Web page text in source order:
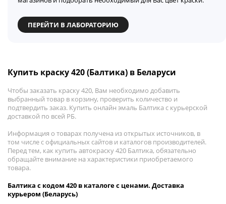
ПЕРЕЙТИ В ЛАБОРАТОРИЮ
Купить краску 420 (Балтика) в Беларуси
Чтобы заказать краску 420, Вам необходимо добавить
выбранный товар в корзину, проверить количество и
подтвердить заказ. Купить онлайн эмаль Балтика с курьерской
доставкой по всей РБ.
Информация о товарах получена из открытых источников, в
том числе с официальных сайтов и каталогов производителей.
Перед тем, как купить автокраску 420 Балтика, обязательно
обращайте внимание на характеристики приобретаемого
товара.
Балтика с кодом 420 в каталоге с ценами. Доставка
курьером (Беларусь)